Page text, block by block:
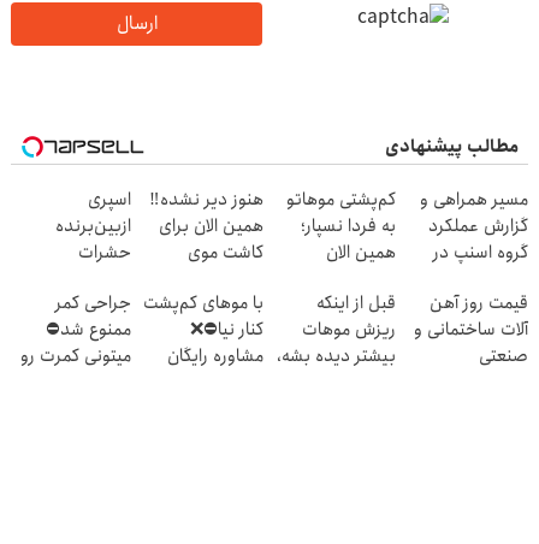
ارسال
مطالب پیشنهادی
مسیر همراهی و
گزارش عملکرد
گروه اسنپ در
کم‌پشتی موهاتو
به فردا نسپار؛
همین الان
بگیر!
هنوز دیر نشده‼️
همین الان برای
کاشت موی
اسپری
ازبین‌برنده
حشرات
فرمول پیشرفته،
مقابله با انواع
ساس
قیمت روز آهن
آلات ساختمانی و
صنعتی
قبل از اینکه
ریزش موهات
بیشتر دیده بشه،
با موهای کم‌پشت
کنار نیا⛔️❌
مشاوره رایگان
جراحی کمر
ممنوع شد⛔
میتونی کمرت رو